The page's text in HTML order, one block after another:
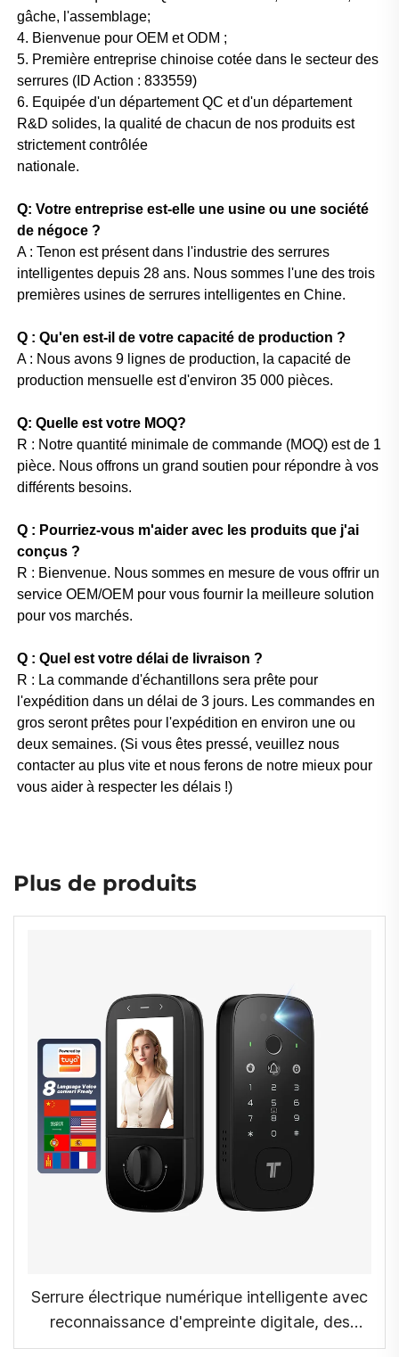
gâche, l'assemblage;
4. Bienvenue pour OEM et ODM ;
5. Première entreprise chinoise cotée dans le secteur des
serrures (ID Action : 833559)
6. Equipée d'un département QC et d'un département
R&D solides, la qualité de chacun de nos produits est
strictement contrôlée
nationale.
Q: Votre entreprise est-elle une usine ou une société
de négoce ?
A : Tenon est présent dans l'industrie des serrures
intelligentes depuis 28 ans. Nous sommes l'une des trois
premières usines de serrures intelligentes en Chine.
Q : Qu'en est-il de votre capacité de production ?
A : Nous avons 9 lignes de production, la capacité de
production mensuelle est d'environ 35 000 pièces.
Q: Quelle est votre MOQ?
R : Notre quantité minimale de commande (MOQ) est de 1
pièce. Nous offrons un grand soutien pour répondre à vos
différents besoins.
Q : Pourriez-vous m'aider avec les produits que j'ai
conçus ?
R : Bienvenue. Nous sommes en mesure de vous offrir un
service OEM/OEM pour vous fournir la meilleure solution
pour vos marchés.
Q : Quel est votre délai de livraison ?
R : La commande d'échantillons sera prête pour
l'expédition dans un délai de 3 jours. Les commandes en
gros seront prêtes pour l'expédition en environ une ou
deux semaines. (Si vous êtes pressé, veuillez nous
contacter au plus vite et nous ferons de notre mieux pour
vous aider à respecter les délais !)
Plus de produits
Serrure électrique numérique intelligente avec
reconnaissance d'empreinte digitale, des
veines de la main, carte d'accès pour domicile